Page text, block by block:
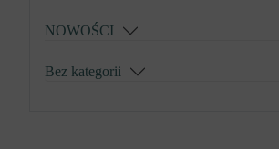
NOWOŚCI
Bez kategorii